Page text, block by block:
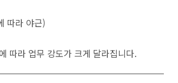
따라 야근)
따라 업무 강도가 크게 달라집니다.